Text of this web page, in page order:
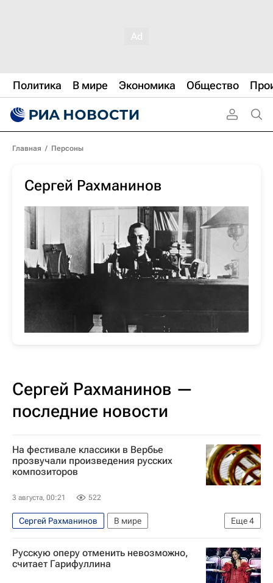
Политика В мире Экономика Общество
Главная / Персоны
Сергей Рахманинов
Сергей Рахманинов —
последние новости
На фестивале классики в Вербье
прозвучали произведения русских
композиторов
3 августа, 00:21 522
Еще4
Сергей Рахманинов
В мире
Петр Чайковский
Родион Щедрин
Музыка
Искусство
Русскую оперу отменить невозможно,
считает Гарифуллина